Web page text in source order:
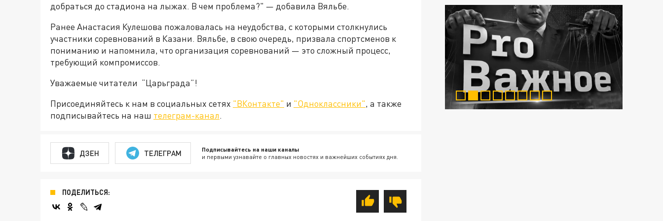
добраться до стадиона на лыжах. В чем проблема?" — добавила Вяльбе.
Ранее Анастасия Кулешова пожаловалась на неудобства, с которыми столкнулись
участники соревнований в Казани. Вяльбе, в свою очередь, призвала спортсменов к
пониманию и напомнила, что организация соревнований — это сложный процесс,
требующий компромиссов.
Уважаемые читатели “Царьграда”!
Присоединяйтесь к нам в социальных сетях "ВКонтакте" и "Одноклассники", а также
подписывайтесь на наш телеграм-канал.
ДЗЕН ТЕЛЕГРАМ Подписывайтесь на наши каналы
и первыми узнавайте о главных новостях и важнейших событиях дня.
ПОДЕЛИТЬСЯ: